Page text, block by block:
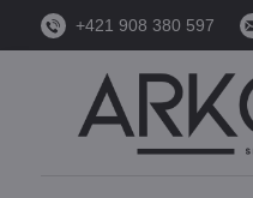
+421 908 380 597